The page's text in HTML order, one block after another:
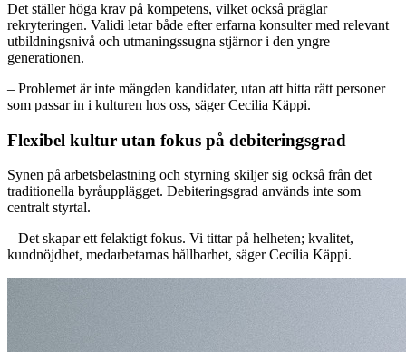
Det ställer höga krav på kompetens, vilket också präglar
rekryteringen. Validi letar både efter erfarna konsulter med relevant
utbildningsnivå och utmaningssugna stjärnor i den yngre
generationen.
– Problemet är inte mängden kandidater, utan att hitta rätt personer
som passar in i kulturen hos oss, säger Cecilia Käppi.
Flexibel kultur utan fokus på debiteringsgrad
Synen på arbetsbelastning och styrning skiljer sig också från det
traditionella byråupplägget. Debiteringsgrad används inte som
centralt styrtal.
– Det skapar ett felaktigt fokus. Vi tittar på helheten; kvalitet,
kundnöjdhet, medarbetarnas hållbarhet, säger Cecilia Käppi.